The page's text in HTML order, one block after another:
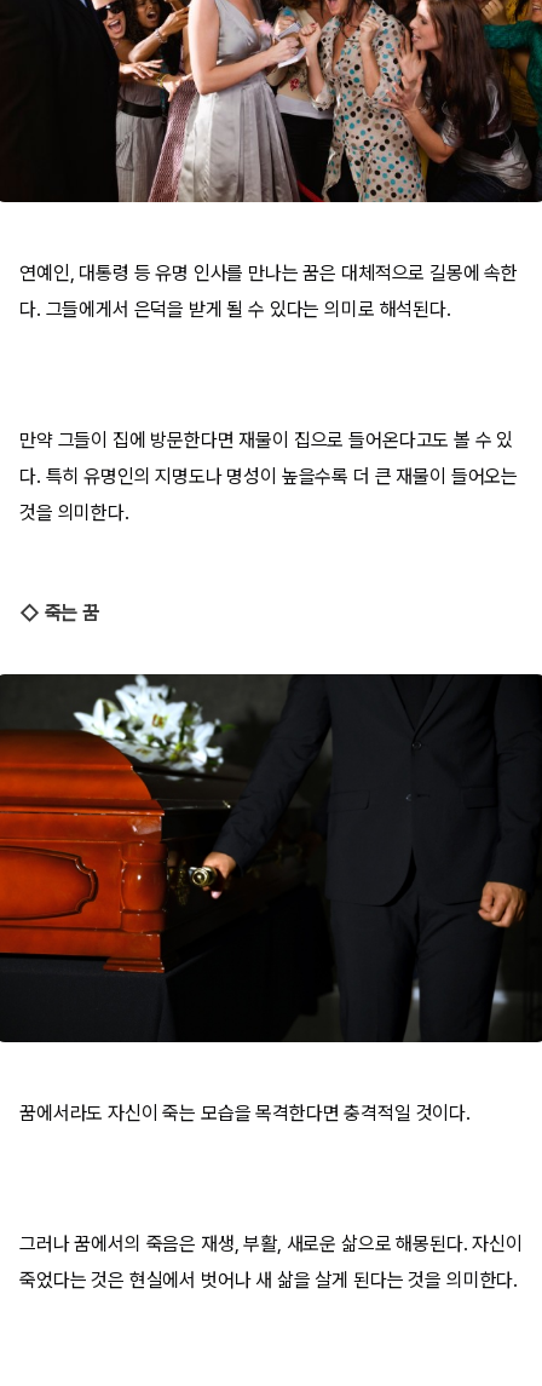
연예인, 대통령 등 유명 인사를 만나는 꿈은 대체적으로 길몽에 속한
다. 그들에게서 은덕을 받게 될 수 있다는 의미로 해석된다.
만약 그들이 집에 방문한다면 재물이 집으로 들어온다고도 볼 수 있
다. 특히 유명인의 지명도나 명성이 높을수록 더 큰 재물이 들어오는
것을 의미한다.
◇ 죽는 꿈
꿈에서라도 자신이 죽는 모습을 목격한다면 충격적일 것이다.
그러나 꿈에서의 죽음은 재생, 부활, 새로운 삶으로 해몽된다. 자신이
죽었다는 것은 현실에서 벗어나 새 삶을 살게 된다는 것을 의미한다.